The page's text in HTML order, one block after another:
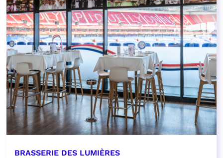
BRASSERIE DES LUMIÈRES